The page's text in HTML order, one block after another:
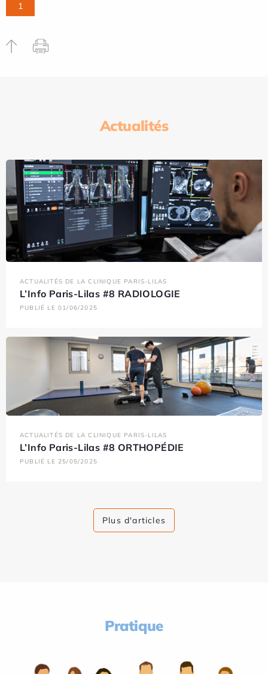
1
Actualités
ACTUALITÉS DE LA CLINIQUE PARIS-LILAS
L’Info Paris-Lilas #8 RADIOLOGIE
PUBLIÉ LE 01/06/2025
ACTUALITÉS DE LA CLINIQUE PARIS-LILAS
L’Info Paris-Lilas #8 ORTHOPÉDIE
PUBLIÉ LE 25/05/2025
Plus d'articles
Pratique